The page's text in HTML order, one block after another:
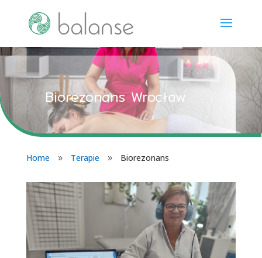
Biorezonans Wrocław
Home 9 Terapie 9 Biorezonans